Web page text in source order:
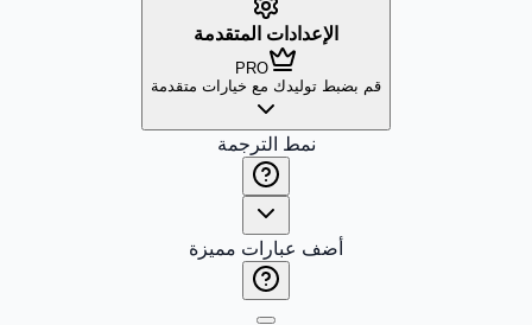
الإعدادات المتقدمة
PRO
قم بضبط توليدك مع خيارات متقدمة
نمط الترجمة
أضف عبارات مميزة